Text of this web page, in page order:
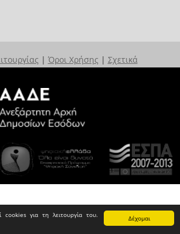
Δέχομαι
cookies για τη λειτουργία του.
| Όροι Χρήσης | Σχετικά